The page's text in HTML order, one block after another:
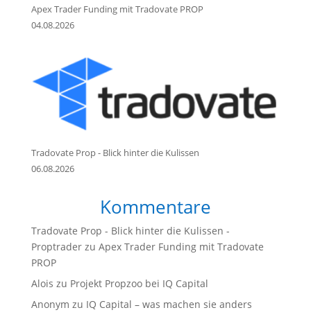
Apex Trader Funding mit Tradovate PROP
04.08.2026
Tradovate Prop - Blick hinter die Kulissen
06.08.2026
Kommentare
Tradovate Prop - Blick hinter die Kulissen -
Proptraderzu Apex Trader Funding mit Tradovate
PROP
Alois zu Projekt Propzoo bei IQ Capital
Anonym zu IQ Capital – was machen sie anders